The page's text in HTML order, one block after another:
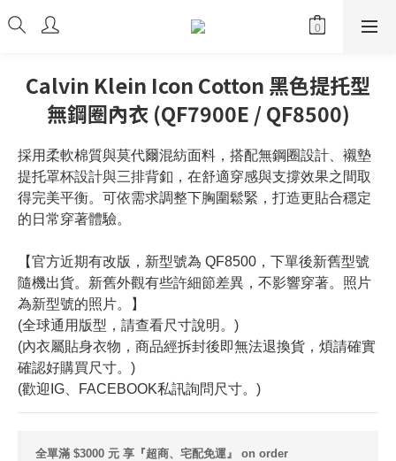
Calvin Klein Icon Cotton 黑色提托型
無鋼圈內衣 (QF7900E / QF8500)
採用柔軟棉質與莫代爾混紡面料，搭配無鋼圈設計、襯墊
提托罩杯設計與三排背釦，在舒適穿感與支撐效果之間取
得完美平衡。可依需求調整下胸圍鬆緊，打造更貼合穩定
的日常穿著體驗。
【官方近期有改版，新型號為 QF8500，下單後新舊型號
隨機出貨。新舊外觀有些許細節差異，不影響穿著。照片
為新型號的照片。】
(全球通用版型，請查看尺寸說明。)
(內衣屬貼身衣物，商品經拆封後即無法退換貨，煩請確實
確認好購買尺寸。)
(歡迎IG、FACEBOOK私訊詢問尺寸。)
全單滿 $3000 元 享『超商、宅配免運』 on order